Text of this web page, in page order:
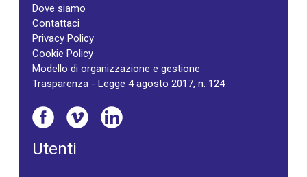
Dove siamo
Contattaci
Privacy Policy
Cookie Policy
Modello di organizzazione e gestione
Trasparenza - Legge 4 agosto 2017, n. 124
Utenti